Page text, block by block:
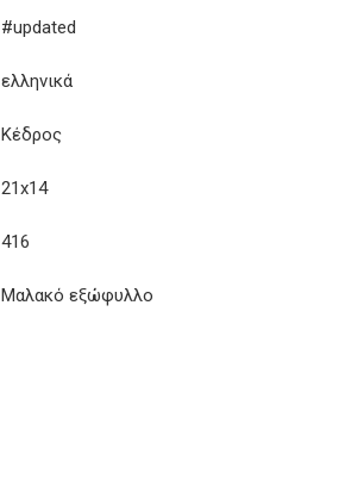
#updated
ελληνικά
Κέδρος
21x14
416
Μαλακό εξώφυλλο